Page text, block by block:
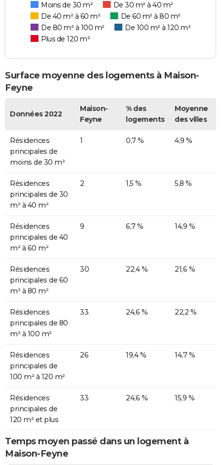
Moins de 30 m²
De 30 m² à 40 m²
De 40 m² à 60 m²
De 60 m² à 80 m²
De 80 m² à 100 m²
De 100 m² à 120 m²
Plus de 120 m²
Surface moyenne des logements à Maison-
Feyne
Données 2022
Maison-
Feyne
% des
logements
Moyenne
des villes
Résidences
principales de
moins de 30 m²
1 0,7 % 4,9 %
Résidences
principales de 30
m² à 40 m²
2 1,5 % 5,8 %
Résidences
principales de 40
m² à 60 m²
9 6,7 % 14,9 %
Résidences
principales de 60
m² à 80 m²
30 22,4 % 21,6 %
Résidences
principales de 80
m² à 100 m²
33 24,6 % 22,2 %
Résidences
principales de
100 m² à 120 m²
26 19,4 % 14,7 %
Résidences
principales de
120 m² et plus
33 24,6 % 15,9 %
Temps moyen passé dans un logement à
Maison-Feyne